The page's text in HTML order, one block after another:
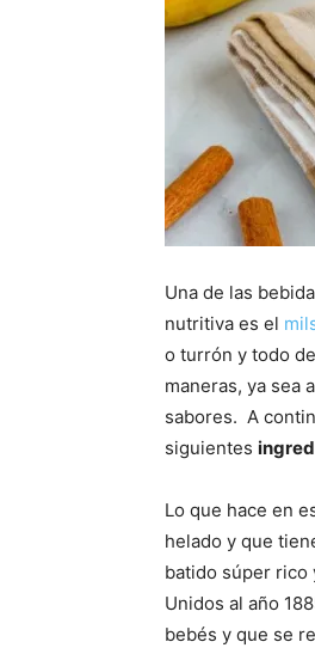
Una de las
nutritiva es el
o turrón y todo
maneras, ya sea
sabores. A
siguientes
Lo que hace en
helado y que
batido súper rico
Unidos al año
bebés y que se